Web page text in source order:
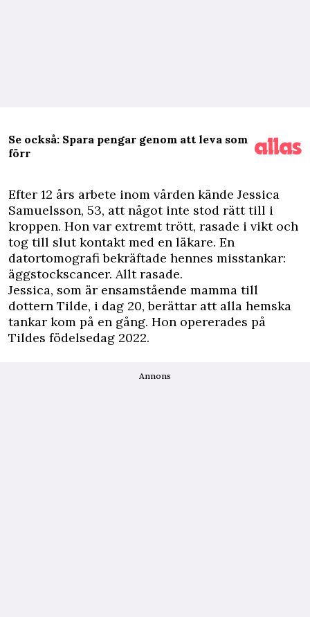
Se också: Spara pengar genom att leva som
förr
Efter 12 års arbete inom vården kände Jessica
Samuelsson, 53, att något inte stod rätt till i
kroppen. Hon var extremt trött, rasade i vikt och
tog till slut kontakt med en läkare. En
datortomografi bekräftade hennes misstankar:
äggstockscancer. Allt rasade.
Jessica, som är ensamstående mamma till
dottern Tilde, i dag 20, berättar att alla hemska
tankar kom på en gång. Hon opererades på
Tildes födelsedag 2022.
Annons